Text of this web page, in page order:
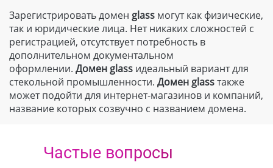
Зарегистрировать домен glass могут как физические,
так и юридические лица. Нет никаких сложностей с
регистрацией, отсутствует потребность в
дополнительном документальном
оформлении. Домен glass идеальный вариант для
стекольной промышленности. Домен glassтакже
может подойти для интернет-магазинов и компаний,
название которых созвучно с названием домена.
Частые вопросы